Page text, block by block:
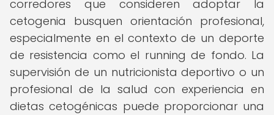
corredores que consideren adoptar la
cetogenia busquen orientación profesional,
especialmente en el contexto de un deporte
de resistencia como el running de fondo. La
supervisión de un nutricionista deportivo o un
profesional de la salud con experiencia en
dietas cetogénicas puede proporcionar una